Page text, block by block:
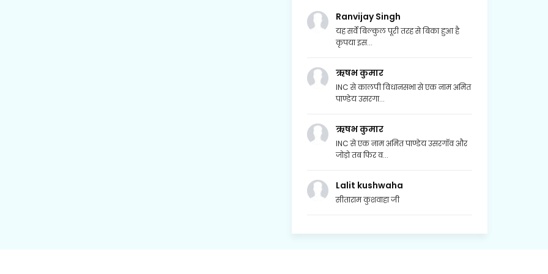
Ranvijay Singh
यह सर्वे बिल्कुल पूरी तरह से बिका हुआ है
कृपया इस...
ऋषभ कुमार
INC से कालपी विधानसभा से एक नाम अमित
पाण्डेय उसरगा...
ऋषभ कुमार
INC से एक नाम अमित पाण्डेय उसरगॉव और
जोड़ो तब फिर व...
Lalit kushwaha
सीताराम कुशवाहा जी